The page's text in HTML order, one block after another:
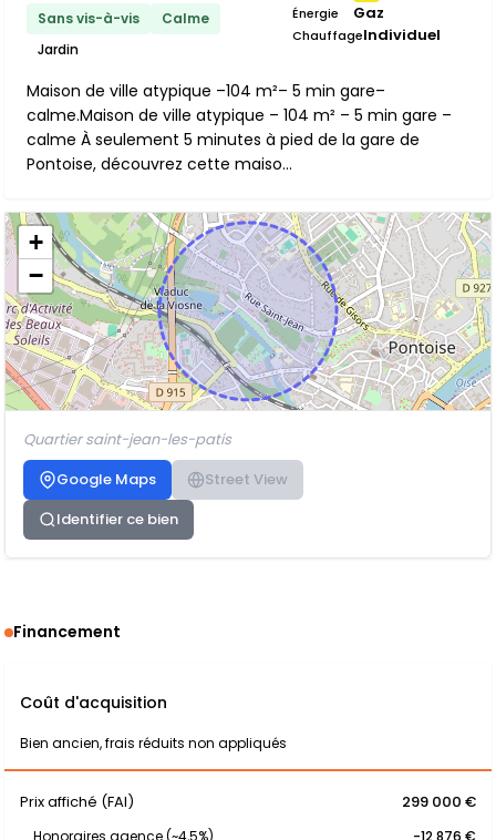
Sans vis-à-vis
Calme
Jardin
Énergie Gaz
ChauffageIndividuel
Maison de ville atypique –104 m²– 5 min gare–
calme.Maison de ville atypique – 104 m² – 5 min gare –
calme À seulement 5 minutes à pied de la gare de
Pontoise, découvrez cette maiso...
+
−
Quartier saint-jean-les-patis
Google Maps
Street View
Identifier ce bien
Financement
Coût d'acquisition
Bien ancien, frais réduits non appliqués
Prix affiché (FAI) 299 000 €
Honoraires agence (~4,5%)
-12 876 €